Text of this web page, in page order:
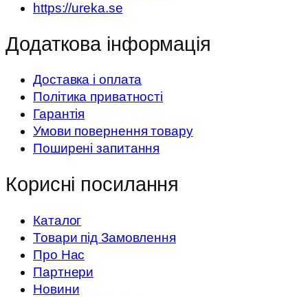
https://ureka.se
Додаткова інформація
Доставка і оплата
Політика приватності
Гарантія
Умови повернення товару
Поширені запитання
Корисні посилання
Каталог
Товари під Замовлення
Про Нас
Партнери
Новини